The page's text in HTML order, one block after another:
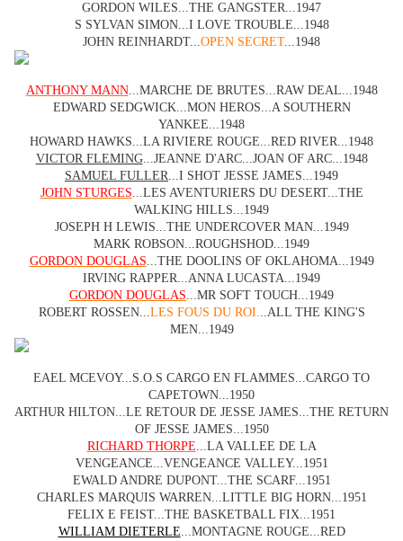
GORDON WILES...THE GANGSTER...1947
S SYLVAN SIMON...I LOVE TROUBLE...1948
JOHN REINHARDT...OPEN SECRET...1948
ANTHONY MANN...MARCHE DE BRUTES...RAW DEAL...1948
EDWARD SEDGWICK...MON HEROS...A SOUTHERN
YANKEE...1948
HOWARD HAWKS...LA RIVIERE ROUGE...RED RIVER...1948
VICTOR FLEMING...JEANNE D'ARC...JOAN OF ARC...1948
SAMUEL FULLER...I SHOT JESSE JAMES...1949
JOHN STURGES...LES AVENTURIERS DU DESERT...THE
WALKING HILLS...1949
JOSEPH H LEWIS...THE UNDERCOVER MAN...1949
MARK ROBSON...ROUGHSHOD...1949
GORDON DOUGLAS...THE DOOLINS OF OKLAHOMA...1949
IRVING RAPPER...ANNA LUCASTA...1949
GORDON DOUGLAS...MR SOFT TOUCH...1949
ROBERT ROSSEN...LES FOUS DU ROI...ALL THE KING'S
MEN...1949
EAEL MCEVOY...S.O.S CARGO EN FLAMMES...CARGO TO
CAPETOWN...1950
ARTHUR HILTON...LE RETOUR DE JESSE JAMES...THE RETURN
OF JESSE JAMES...1950
RICHARD THORPE...LA VALLEE DE LA
VENGEANCE...VENGEANCE VALLEY...1951
EWALD ANDRE DUPONT...THE SCARF...1951
CHARLES MARQUIS WARREN...LITTLE BIG HORN...1951
FELIX E FEIST...THE BASKETBALL FIX...1951
WILLIAM DIETERLE...MONTAGNE ROUGE...RED